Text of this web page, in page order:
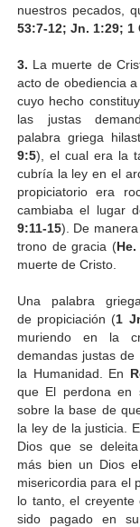
nuestros pecados,
53:7-12; Jn. 1:29; 1
3. La muerte de
acto de obediencia
cuyo hecho
las justas
palabra griega
9:5), el cual era la
cubría la ley en el
propiciatorio era
cambiaba el lugar
9:11-15). De
trono de gracia (
muerte de Cristo.
Una palabra
de propiciación (1
muriendo en la
demandas justas
la Humanidad. En
que El perdona en
sobre la base de
la ley de la justicia.
Dios que se
más bien un Dios
misericordia para el
lo tanto, el
sido pagado en